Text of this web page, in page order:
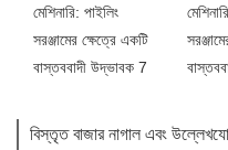
বিস্তৃত বাজার নাগাল এবং